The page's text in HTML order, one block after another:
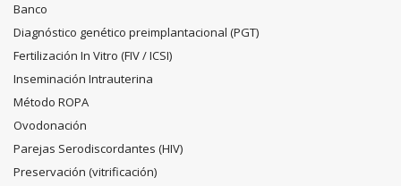
Banco
Diagnóstico genético preimplantacional (PGT)
Fertilización In Vitro (FIV / ICSI)
Inseminación Intrauterina
Método ROPA
Ovodonación
Parejas Serodiscordantes (HIV)
Preservación (vitrificación)